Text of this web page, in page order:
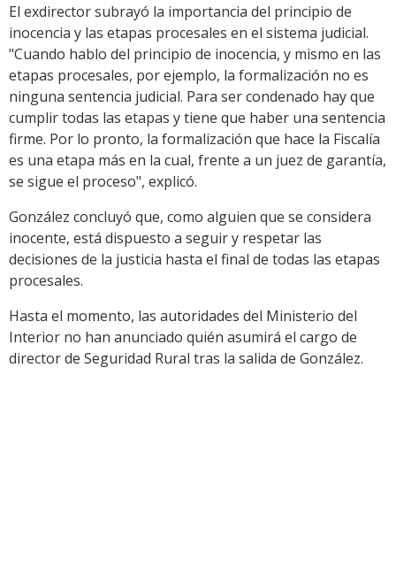
El exdirector subrayó la importancia del principio de
inocencia y las etapas procesales en el sistema judicial.
"Cuando hablo del principio de inocencia, y mismo en las
etapas procesales, por ejemplo, la formalización no es
ninguna sentencia judicial. Para ser condenado hay que
cumplir todas las etapas y tiene que haber una sentencia
firme. Por lo pronto, la formalización que hace la Fiscalía
es una etapa más en la cual, frente a un juez de garantía,
se sigue el proceso", explicó.
González concluyó que, como alguien que se considera
inocente, está dispuesto a seguir y respetar las
decisiones de la justicia hasta el final de todas las etapas
procesales.
Hasta el momento, las autoridades del Ministerio del
Interior no han anunciado quién asumirá el cargo de
director de Seguridad Rural tras la salida de González.